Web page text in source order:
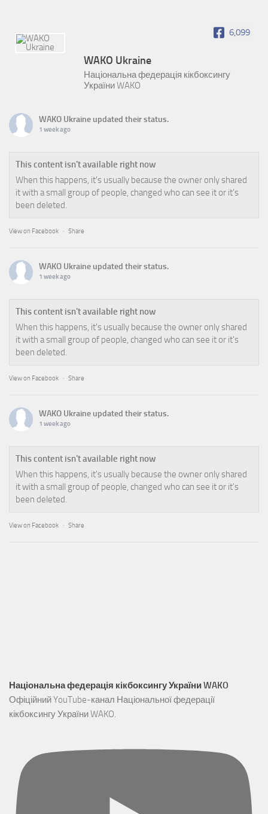
6,099
WAKO Ukraine
Національна федерація кікбоксингу
України WAKO
WAKO Ukraine updated their status.
1 week ago
This content isn't available right now
When this happens, it's usually because the owner only shared
it with a small group of people, changed who can see it or it's
been deleted.
View on Facebook · Share
WAKO Ukraine updated their status.
1 week ago
This content isn't available right now
When this happens, it's usually because the owner only shared
it with a small group of people, changed who can see it or it's
been deleted.
View on Facebook · Share
WAKO Ukraine updated their status.
1 week ago
This content isn't available right now
When this happens, it's usually because the owner only shared
it with a small group of people, changed who can see it or it's
been deleted.
View on Facebook · Share
Національна федерація кікбоксингу України WAKO
Офіційний YouTube-канал Національної федерації
кікбоксингу України WAKO.